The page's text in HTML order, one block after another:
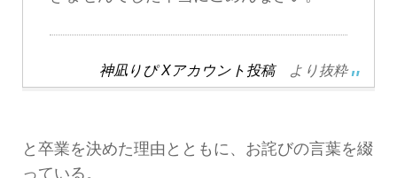
神凪りぴ Xアカウント投稿より抜粋
と卒業を決めた理由とともに、お詫びの言葉を綴
っている。